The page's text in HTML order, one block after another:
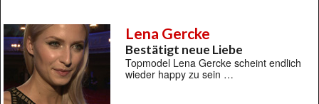
Lena Gercke
Bestätigt neue Liebe
Topmodel Lena Gercke scheint endlich
wieder happy zu sein …